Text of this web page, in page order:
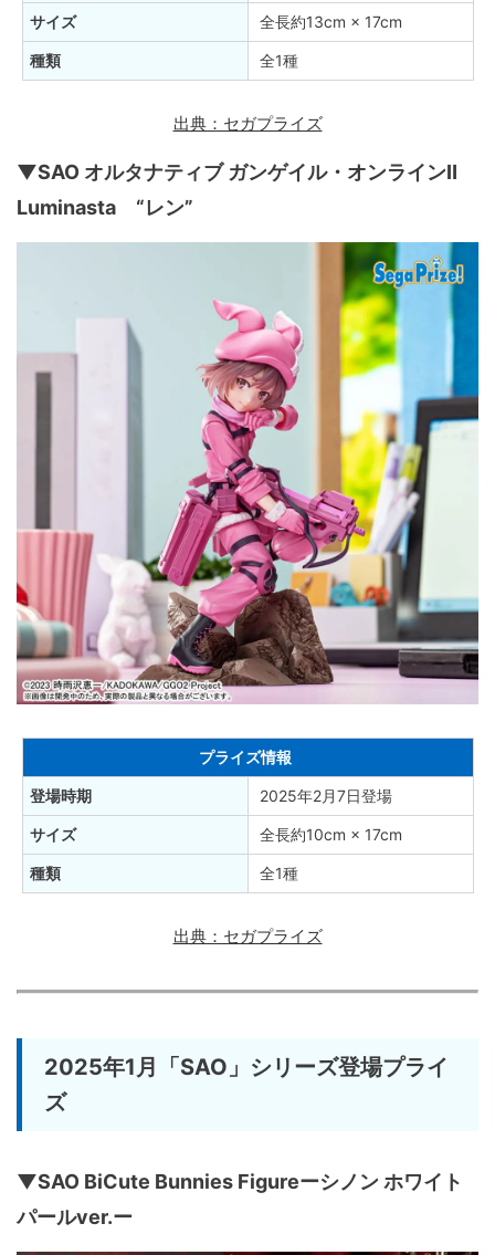
サイズ 全長約13cm × 17cm
種類 全1種
出典：セガプライズ
▼SAO オルタナティブ ガンゲイル・オンラインⅡ
Luminasta “レン”
プライズ情報
登場時期 2025年2月7日登場
サイズ 全長約10cm × 17cm
種類 全1種
出典：セガプライズ
2025年1月「SAO」シリーズ登場プライ
ズ
▼SAO BiCute Bunnies Figureーシノン ホワイト
パールver.ー